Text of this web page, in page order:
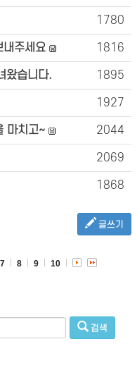
1780
내주세요 1816
왔습니다. 1895
1927
마치고~ 2044
2069
1868
글쓰기
7 8 9 10
검색